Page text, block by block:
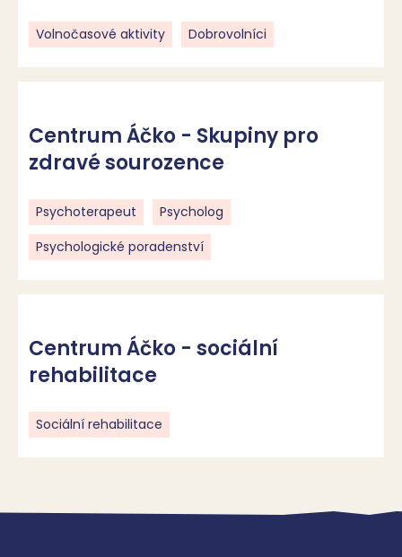
Volnočasové aktivity Dobrovolníci
Centrum Áčko - Skupiny pro
zdravé sourozence
Psychoterapeut
Psycholog
Psychologické poradenství
Centrum Áčko - sociální
rehabilitace
Sociální rehabilitace